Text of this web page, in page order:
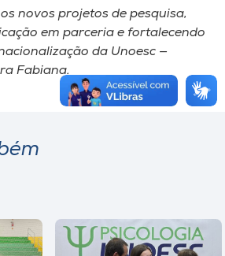
novos projetos de pesquisa,
em parceria e fortalecendo
da Unoesc —
Fabiana.